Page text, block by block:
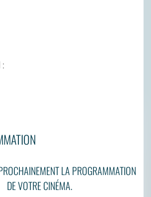
LA PROGRAMMATION
DE VOTRE CINÉMA.